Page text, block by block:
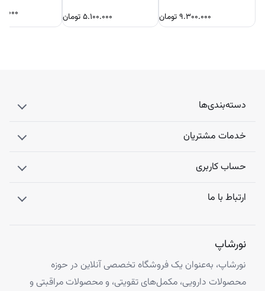
۹.۳۰۰.۰۰۰ تومان ۵.۱۰۰.۰۰۰تومان
دسته‌بندی‌ها
خدمات مشتریان
حساب کاربری
ارتباط با ما
نورشاپ
نورشاپ، به‌عنوان یک فروشگاه تخصصی آنلاین در حوزه
محصولات دارویی، مکمل‌های تقویتی، و محصولات مراقبتی و